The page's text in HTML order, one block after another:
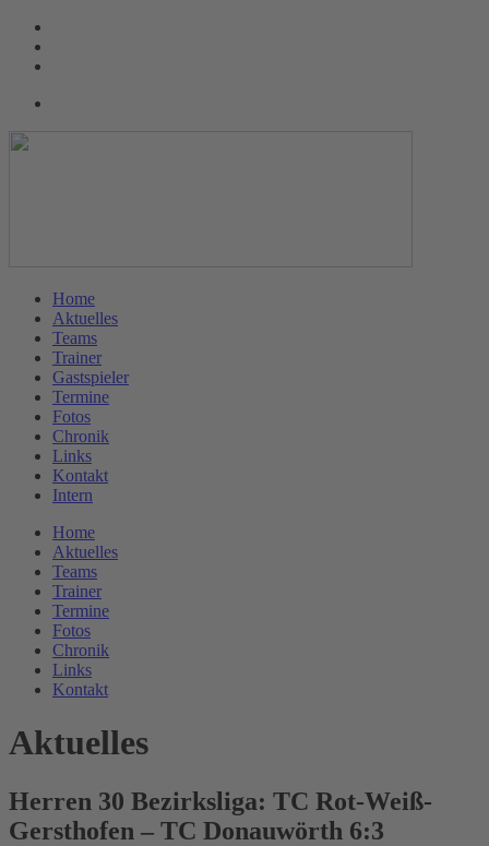
Home
Aktuelles
Teams
Trainer
Gastspieler
Termine
Fotos
Chronik
Links
Kontakt
Intern
Home
Aktuelles
Teams
Trainer
Termine
Fotos
Chronik
Links
Kontakt
Aktuelles
Herren 30 Bezirksliga: TC Rot-Weiß-
Gersthofen – TC Donauwörth 6:3